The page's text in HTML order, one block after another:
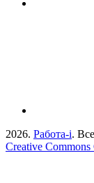
2026. Работа-i.
Creative